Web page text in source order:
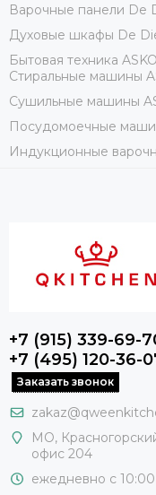
Варочные панели De
Духовые шкафы De
Бытовая техника ASKO
Стиральные машины
Сушильные машины
Посудомоечные
Индукционные
+7 (915) 339-69-
+7 (495) 120-36-
Заказать звонок
МО,
офис 204
ежедневно с